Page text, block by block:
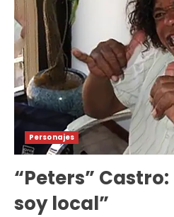
Personajes
“Peters”
soy local”